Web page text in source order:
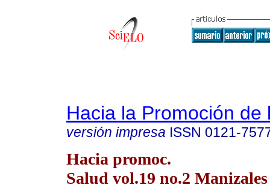
Hacia la Promoción de
versión impresa ISSN 0121-
Hacia promoc.
Salud vol.19 no.2